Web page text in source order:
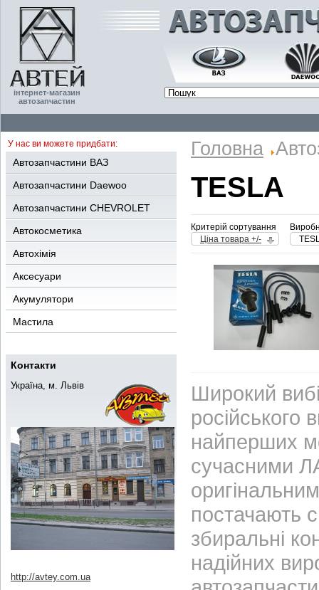
інтернет-магазин
автозапчастин
У нас ви можете придбати:
Автозапчастини ВАЗ
Автозапчастини Daewoo
Автозапчастини CHEVROLET
Автокосметика
Автохімія
Аксесуари
Акумулятори
Мастила
Контакти
Україна, м. Львів
http://avtey.com.ua
Головна
TESLA
Критерій сортування
Ціна товара +/-
Широкий
найперших
сучасними
постачають
збиральні
надійних